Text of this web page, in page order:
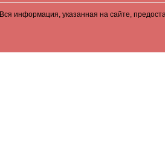
Вся информация, указанная на сайте,